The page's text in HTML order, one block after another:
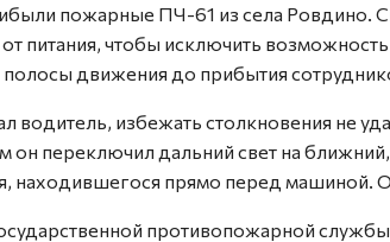
пожарные ПЧ-61 из села Ровдино.
питания, чтобы исключить
движения до прибытия
водитель, избежать столкновения не
он переключил дальний свет на
находившегося прямо перед машиной.
противопожарной